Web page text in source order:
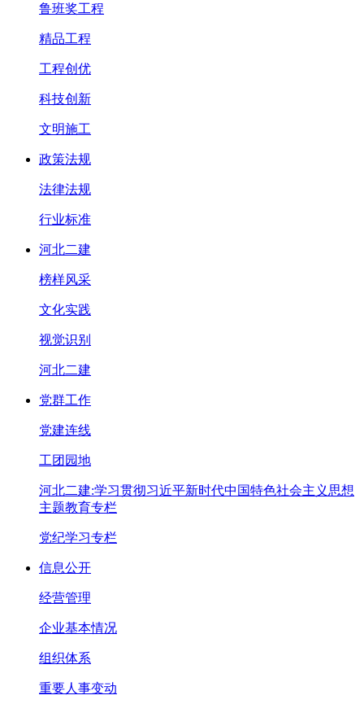
鲁班奖工程
精品工程
工程创优
科技创新
文明施工
政策法规
法律法规
行业标准
河北二建
榜样风采
文化实践
视觉识别
河北二建
党群工作
党建连线
工团园地
河北二建:学习贯彻习近平新时代中国特色社会主义思想
主题教育专栏
党纪学习专栏
信息公开
经营管理
企业基本情况
组织体系
重要人事变动